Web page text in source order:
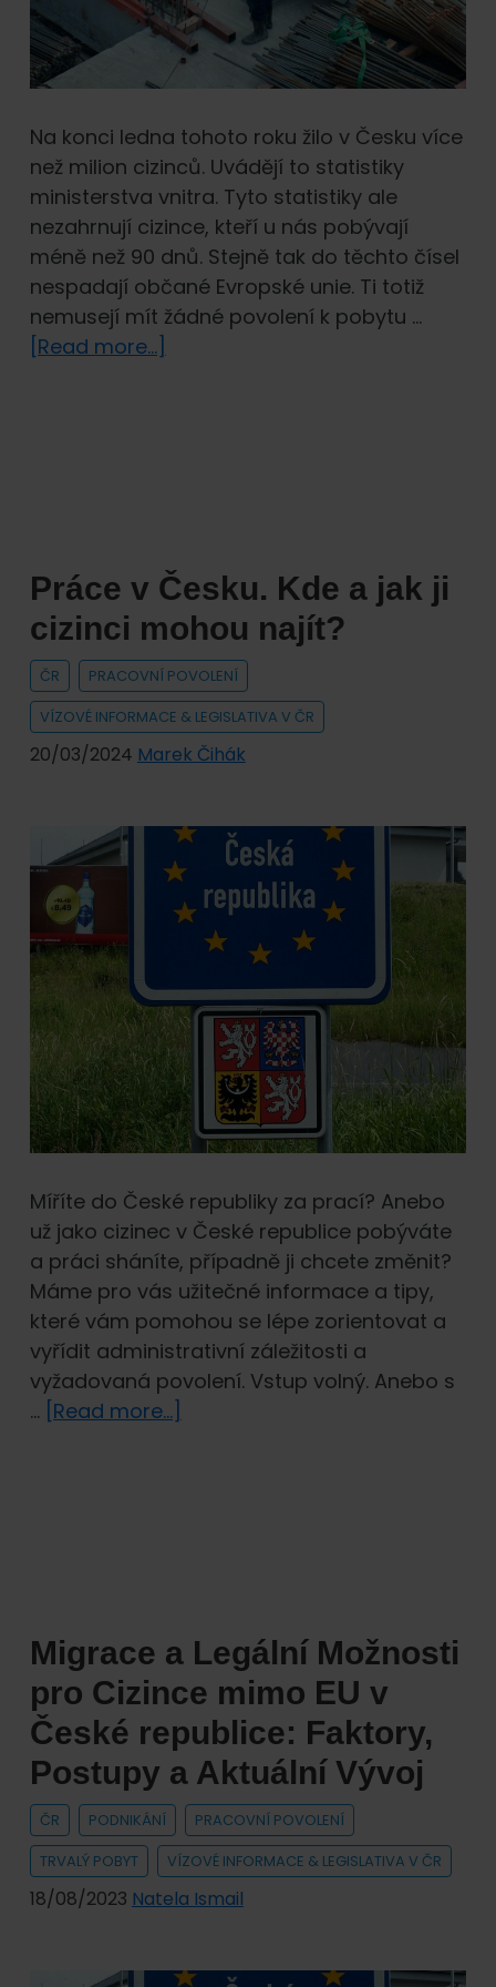
Na konci ledna tohoto roku žilo v Česku více
než milion cizinců. Uvádějí to statistiky
ministerstva vnitra. Tyto statistiky ale
nezahrnují cizince, kteří u nás pobývají
méně než 90 dnů. Stejně tak do těchto čísel
nespadají občané Evropské unie. Ti totiž
nemusejí mít žádné povolení k pobytu …
[Read more...]
Práce v Česku. Kde a jak ji
cizinci mohou najít?
ČR
PRACOVNÍ POVOLENÍ
VÍZOVÉ INFORMACE & LEGISLATIVA V ČR
20/03/2024 Marek Čihák
Míříte do České republiky za prací? Anebo
už jako cizinec v České republice pobýváte
a práci sháníte, případně ji chcete změnit?
Máme pro vás užitečné informace a tipy,
které vám pomohou se lépe zorientovat a
vyřídit administrativní záležitosti a
vyžadovaná povolení. Vstup volný. Anebo s
… [Read more...]
mohou
najít?
Migrace a Legální Možnosti
pro Cizince mimo EU v
České republice: Faktory,
Postupy a Aktuální Vývoj
ČR PODNIKÁNÍ
PRACOVNÍ POVOLENÍ
TRVALÝ POBYT
VÍZOVÉ INFORMACE & LEGISLATIVA V ČR
18/08/2023 Natela Ismail